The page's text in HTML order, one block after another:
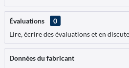
Évaluations
0
Lire, écrire des évaluations et en
Données du fabricant